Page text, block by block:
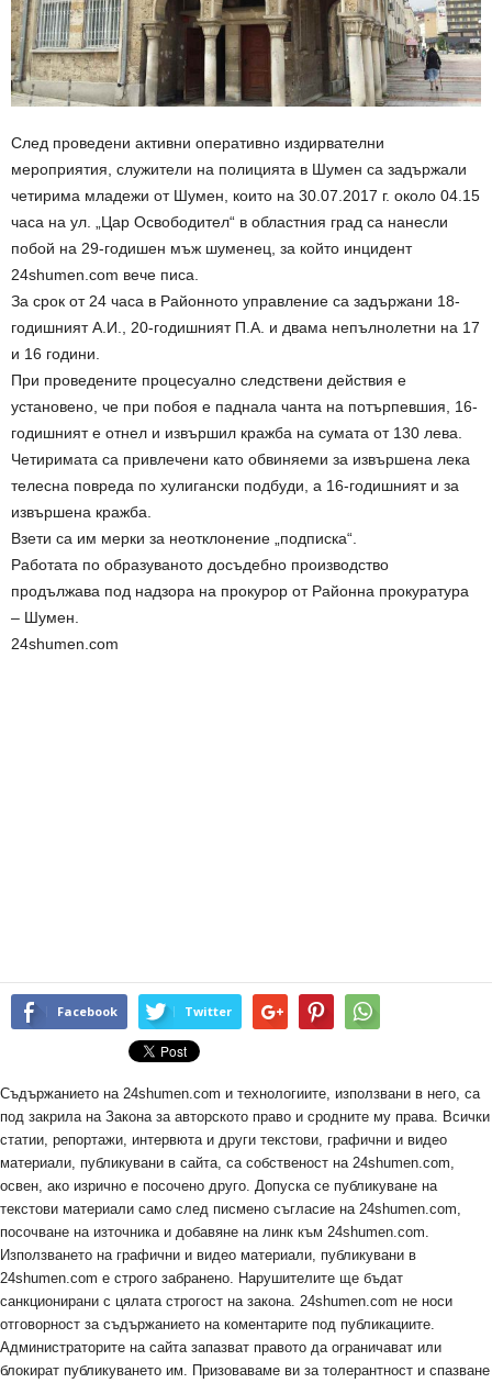
След проведени активни оперативно издирвателни
мероприятия, служители на полицията в Шумен са задържали
четирима младежи от Шумен, които на 30.07.2017 г. около 04.15
часа на ул. „Цар Освободител“ в областния град са нанесли
побой на 29-годишен мъж шуменец, за който инцидент
24shumen.com вече писа.
За срок от 24 часа в Районното управление са задържани 18-
годишният А.И., 20-годишният П.А. и двама непълнолетни на 17
и 16 години.
При проведените процесуално следствени действия е
установено, че при побоя е паднала чанта на потърпевшия, 16-
годишният е отнел и извършил кражба на сумата от 130 лева.
Четиримата са привлечени като обвиняеми за извършена лека
телесна повреда по хулигански подбуди, а 16-годишният и за
извършена кражба.
Взети са им мерки за неотклонение „подписка“.
Работата по образуваното досъдебно производство
продължава под надзора на прокурор от Районна прокуратура
– Шумен.
24shumen.com
Facebook Twitter
Съдържанието на 24shumen.com и технологиите, използвани в него, са
под закрила на Закона за авторското право и сродните му права. Всички
статии, репортажи, интервюта и други текстови, графични и видео
материали, публикувани в сайта, са собственост на 24shumen.com,
освен, ако изрично е посочено друго. Допуска се публикуване на
текстови материали само след писмено съгласие на 24shumen.com,
посочване на източника и добавяне на линк към 24shumen.com.
Използването на графични и видео материали, публикувани в
24shumen.com е строго забранено. Нарушителите ще бъдат
санкционирани с цялата строгост на закона. 24shumen.com не носи
отговорност за съдържанието на коментарите под публикациите.
Администраторите на сайта запазват правото да ограничават или
блокират публикуването им. Призоваваме ви за толерантност и спазване